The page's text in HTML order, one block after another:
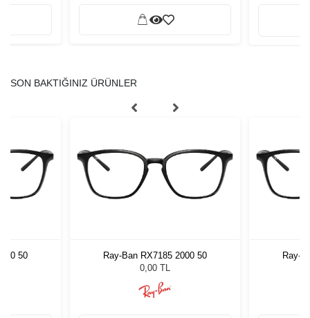
SON BAKTIĞINIZ ÜRÜNLER
50
Ray-Ban RX7185 2000 50
0,00 TL
Ray-